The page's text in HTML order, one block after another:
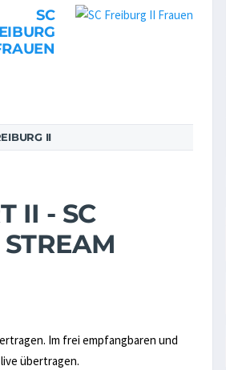
SC
II
II - SC
Im frei empfangbaren und
übertragen.